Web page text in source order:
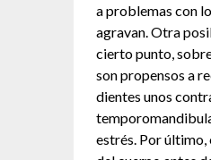
a problemas con
agravan. Otra
cierto punto,
son propensos a
dientes unos
estrés. Por